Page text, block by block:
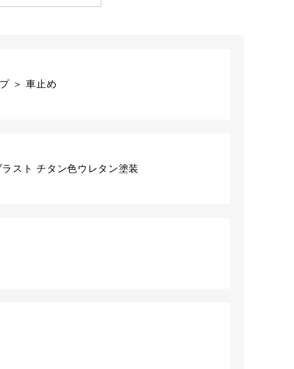
＞ 車止め
スト チタン色ウレタン塗装